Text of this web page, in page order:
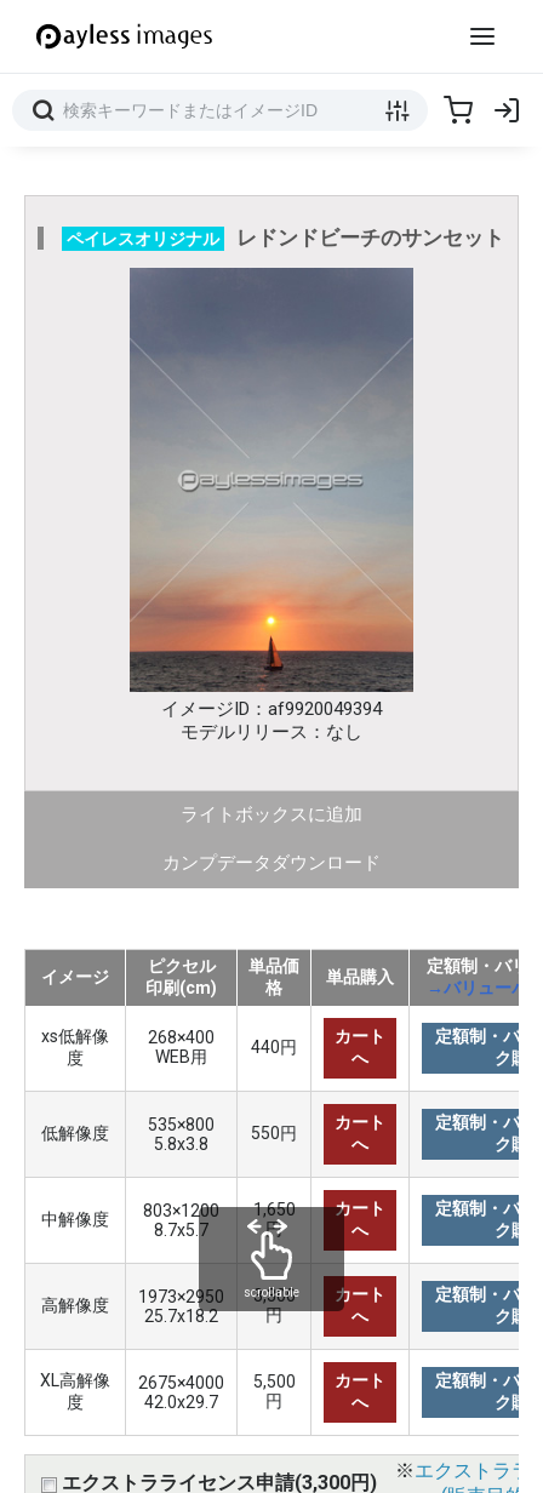
ペイレスオリジナル レドンドビーチのサンセット
イメージID：af9920049394
モデルリリース：なし
ライトボックスに追加
カンプデータダウンロード
イメージ
ピクセル
印刷(cm)
単品価
格
単品購入
定額制・バリ
→バリューパ
xs低解像
度
268×400
WEB用
440円
カート
へ
定額制・バリ
ク購
低解像度
535×800
5.8x3.8
550円
カート
へ
定額制・バリ
ク購
中解像度
803×1200
8.7x5.7
1,650
円
カート
へ
定額制・バリ
ク購
高解像度
1973×2950
25.7x18.2
3,300
円
カート
へ
定額制・バリ
ク購
XL高解像
度
2675×4000
42.0x29.7
5,500
円
カート
へ
定額制・バリ
ク購
エクストラライセンス申請(3,300円)
※エクストララ
scrollable